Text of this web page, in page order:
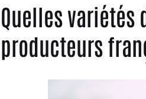
Quelles variétés
producteurs